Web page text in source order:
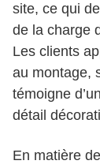
site, ce qui
de la charge
Les clients
au montage,
témoigne
détail
En matière